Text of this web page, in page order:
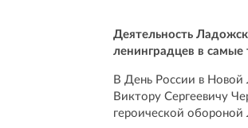
Деятельность
ленинградцев в
В День России в Новой
Виктору Сергеевичу
героической